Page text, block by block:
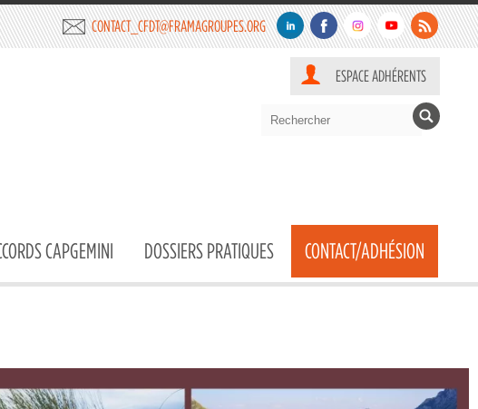
CONTACT_CFDT@FRAMAGROUPES.ORG
ESPACE ADHÉRENTS
CAPGEMINI DOSSIERS PRATIQUES CONTACT/ADHÉSION